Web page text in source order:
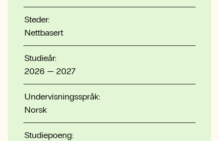
Steder:
Nettbasert
Studieår:
2026 — 2027
Undervisningsspråk:
Norsk
Studiepoeng: